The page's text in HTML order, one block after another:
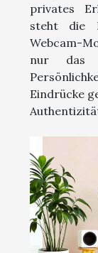
privates
steht die
Webcam-
nur das
Eindrücke